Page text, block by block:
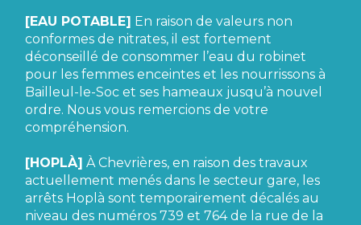
[EAU POTABLE] En raison de valeurs non
conformes de nitrates, il est fortement
déconseillé de consommer l’eau du robinet
pour les femmes enceintes et les nourrissons à
Bailleul-le-Soc et ses hameaux jusqu’à nouvel
ordre. Nous vous remercions de votre
compréhension.
[HOPLÀ] À Chevrières, en raison des travaux
actuellement menés dans le secteur gare, les
arrêts Hoplà sont temporairement décalés au
niveau des numéros 739 et 764 de la rue de la